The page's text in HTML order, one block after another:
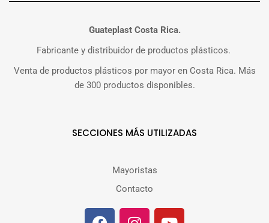
Guateplast Costa Rica.
Fabricante y distribuidor de productos plásticos.
Venta de productos plásticos por mayor en Costa Rica. Más
de 300 productos disponibles.
SECCIONES MÁS UTILIZADAS
Mayoristas
Contacto